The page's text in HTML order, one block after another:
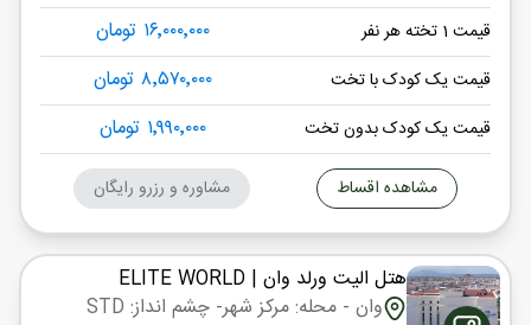
قیمت 1 تخته هر نفر ۱۶٬۰۰۰٬۰۰۰ تومان
قیمت یک کودک با تخت ۸٬۵۷۰٬۰۰۰ تومان
قیمت یک کودک بدون تخت ۱٬۹۹۰٬۰۰۰ تومان
مشاهده اقساط مشاوره و رزرو رایگان
هتل الیت ورلد وان | ELITE WORLD
وان - محله: مرکز شهر- چشم انداز: STD